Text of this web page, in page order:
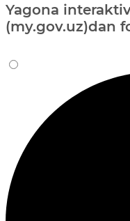
Yagona
(my.gov.uz)dan